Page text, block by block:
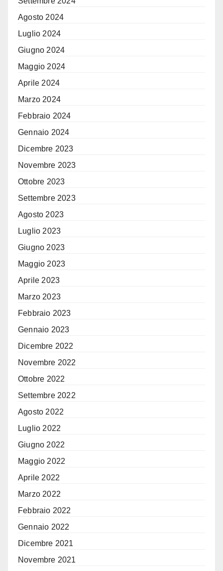
Agosto 2024
Luglio 2024
Giugno 2024
Maggio 2024
Aprile 2024
Marzo 2024
Febbraio 2024
Gennaio 2024
Dicembre 2023
Novembre 2023
Ottobre 2023
Settembre 2023
Agosto 2023
Luglio 2023
Giugno 2023
Maggio 2023
Aprile 2023
Marzo 2023
Febbraio 2023
Gennaio 2023
Dicembre 2022
Novembre 2022
Ottobre 2022
Settembre 2022
Agosto 2022
Luglio 2022
Giugno 2022
Maggio 2022
Aprile 2022
Marzo 2022
Febbraio 2022
Gennaio 2022
Dicembre 2021
Novembre 2021